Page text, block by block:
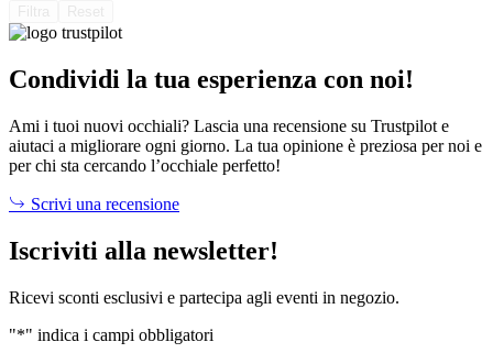
Condividi la tua esperienza con noi!
Ami i tuoi nuovi occhiali? Lascia una recensione su Trustpilot e
aiutaci a migliorare ogni giorno. La tua opinione è preziosa per noi e
per chi sta cercando l’occhiale perfetto!
Scrivi una recensione
Iscriviti alla newsletter!
Ricevi sconti esclusivi e partecipa agli eventi in negozio.
"*" indica i campi obbligatori